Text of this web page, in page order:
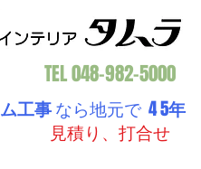
TEL048-982-5000
工事なら地元で 4 5年
! !
見積り、打合せ